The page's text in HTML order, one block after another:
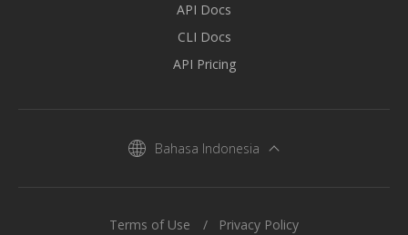
API Docs
CLI Docs
API Pricing
Bahasa Indonesia
Terms of Use Privacy Policy